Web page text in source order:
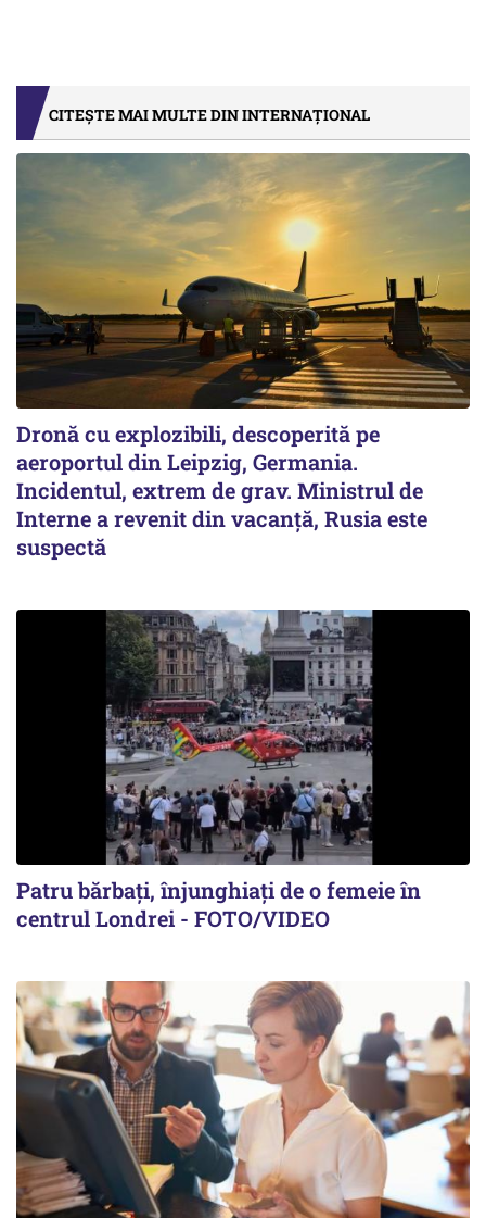
CITEȘTE MAI MULTE DIN INTERNAȚIONAL
Dronă cu explozibili, descoperită pe
aeroportul din Leipzig, Germania.
Incidentul, extrem de grav. Ministrul de
Interne a revenit din vacanță, Rusia este
suspectă
Patru bărbați, înjunghiați de o femeie în
centrul Londrei - FOTO/VIDEO